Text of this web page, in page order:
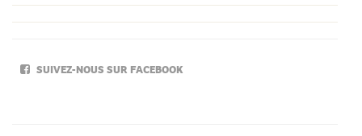
SUIVEZ-NOUS SUR FACEBOOK